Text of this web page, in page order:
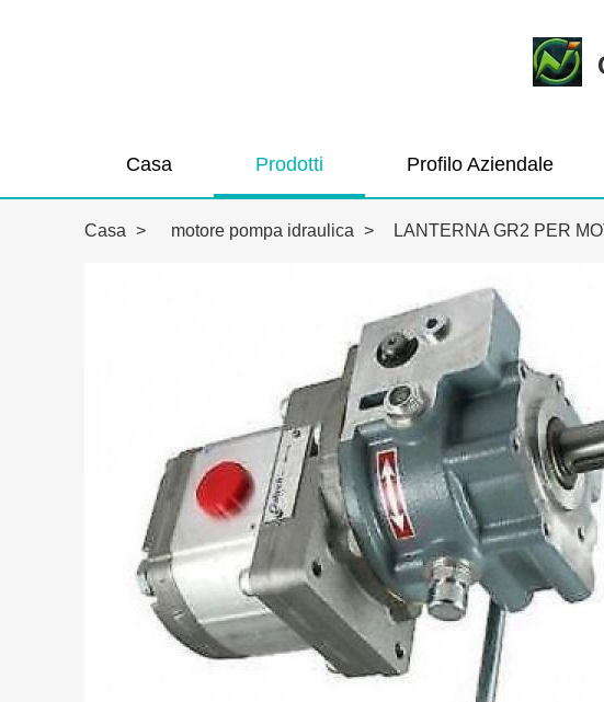
Casa Prodotti Profilo Aziendale
Casa > motore pompa idraulica > LANTERNA GR2 PER